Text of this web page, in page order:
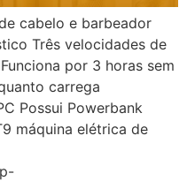
cabelo e barbeador
Três velocidades de
por 3 horas sem
carrega
Possui Powerbank
máquina elétrica de